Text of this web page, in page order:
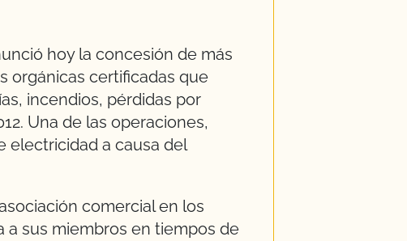
hoy la concesión de más
orgánicas certificadas que
incendios, pérdidas por
Una de las operaciones,
electricidad a causa del
comercial en los
a sus miembros en tiempos de